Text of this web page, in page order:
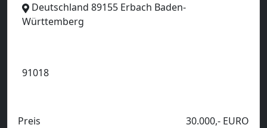
Deutschland 89155 Erbach Baden-
Württemberg
91018
Preis
30.000,- EURO